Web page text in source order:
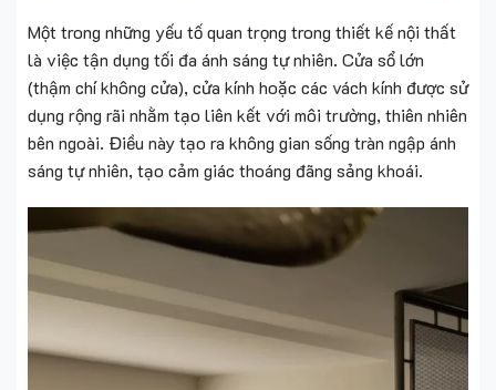
Một trong những yếu tố quan trọng trong thiết kế nội thất
là việc tận dụng tối đa ánh sáng tự nhiên. Cửa sổ lớn
(thậm chí không cửa), cửa kính hoặc các vách kính được sử
dụng rộng rãi nhằm tạo liên kết với môi trường, thiên nhiên
bên ngoài. Điều này tạo ra không gian sống tràn ngập ánh
sáng tự nhiên, tạo cảm giác thoáng đãng sảng khoái.